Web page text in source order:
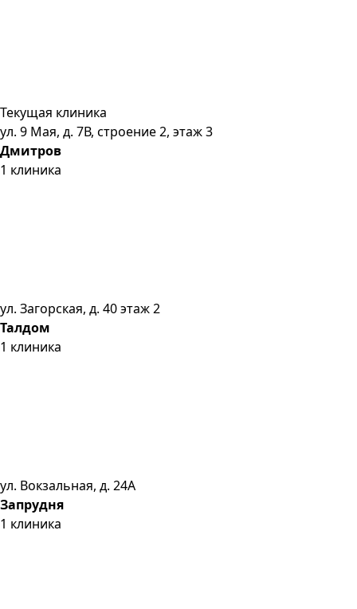
Текущая клиника
ул. 9 Мая, д. 7В, строение 2, этаж 3
Дмитров
1 клиника
ул. Загорская, д. 40 этаж 2
Талдом
1 клиника
ул. Вокзальная, д. 24А
Запрудня
1 клиника